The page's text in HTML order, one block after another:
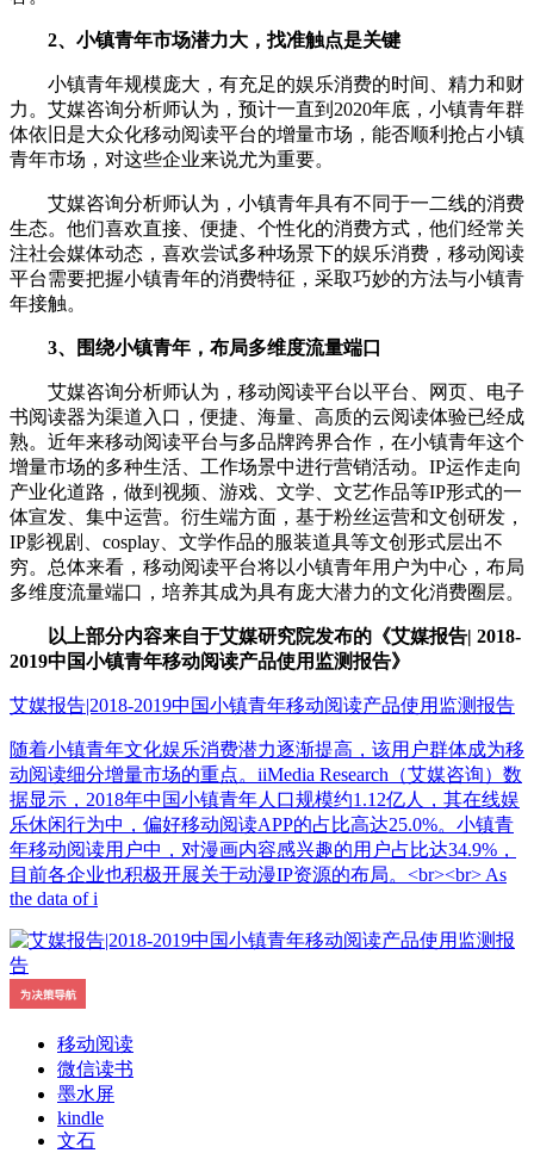
2、小镇青年市场潜力大，找准触点是关键
小镇青年规模庞大，有充足的娱乐消费的时间、精力和财
力。艾媒咨询分析师认为，预计一直到2020年底，小镇青年群
体依旧是大众化移动阅读平台的增量市场，能否顺利抢占小镇
青年市场，对这些企业来说尤为重要。
艾媒咨询分析师认为，小镇青年具有不同于一二线的消费
生态。他们喜欢直接、便捷、个性化的消费方式，他们经常关
注社会媒体动态，喜欢尝试多种场景下的娱乐消费，移动阅读
平台需要把握小镇青年的消费特征，采取巧妙的方法与小镇青
年接触。
3、围绕小镇青年，布局多维度流量端口
艾媒咨询分析师认为，移动阅读平台以平台、网页、电子
书阅读器为渠道入口，便捷、海量、高质的云阅读体验已经成
熟。近年来移动阅读平台与多品牌跨界合作，在小镇青年这个
增量市场的多种生活、工作场景中进行营销活动。IP运作走向
产业化道路，做到视频、游戏、文学、文艺作品等IP形式的一
体宣发、集中运营。衍生端方面，基于粉丝运营和文创研发，
IP影视剧、cosplay、文学作品的服装道具等文创形式层出不
穷。总体来看，移动阅读平台将以小镇青年用户为中心，布局
多维度流量端口，培养其成为具有庞大潜力的文化消费圈层。
以上部分内容来自于艾媒研究院发布的《艾媒报告| 2018-
2019中国小镇青年移动阅读产品使用监测报告》
艾媒报告|2018-2019中国小镇青年移动阅读产品使用监测报告
随着小镇青年文化娱乐消费潜力逐渐提高，该用户群体成为移
动阅读细分增量市场的重点。iiMedia Research（艾媒咨询）数
据显示，2018年中国小镇青年人口规模约1.12亿人，其在线娱
乐休闲行为中，偏好移动阅读APP的占比高达25.0%。小镇青
年移动阅读用户中，对漫画内容感兴趣的用户占比达34.9%，
目前各企业也积极开展关于动漫IP资源的布局。<br><br> As
the data of i
移动阅读
微信读书
墨水屏
kindle
文石